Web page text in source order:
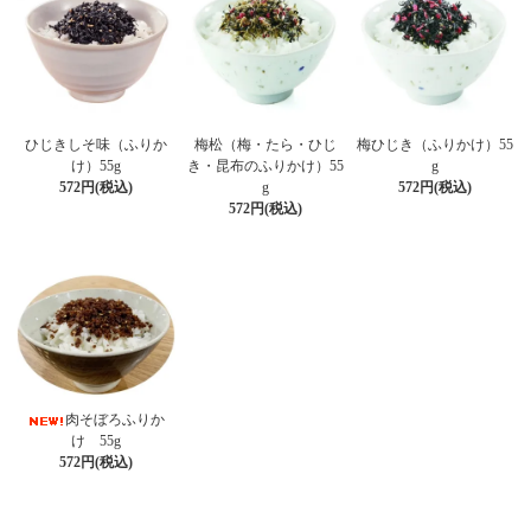
ひじきしそ味（ふりか
け）55g
572円(税込)
梅松（梅・たら・ひじ
き・昆布のふりかけ）55
g
572円(税込)
梅ひじき（ふりかけ）55
g
572円(税込)
肉そぼろふりか
け 55g
572円(税込)